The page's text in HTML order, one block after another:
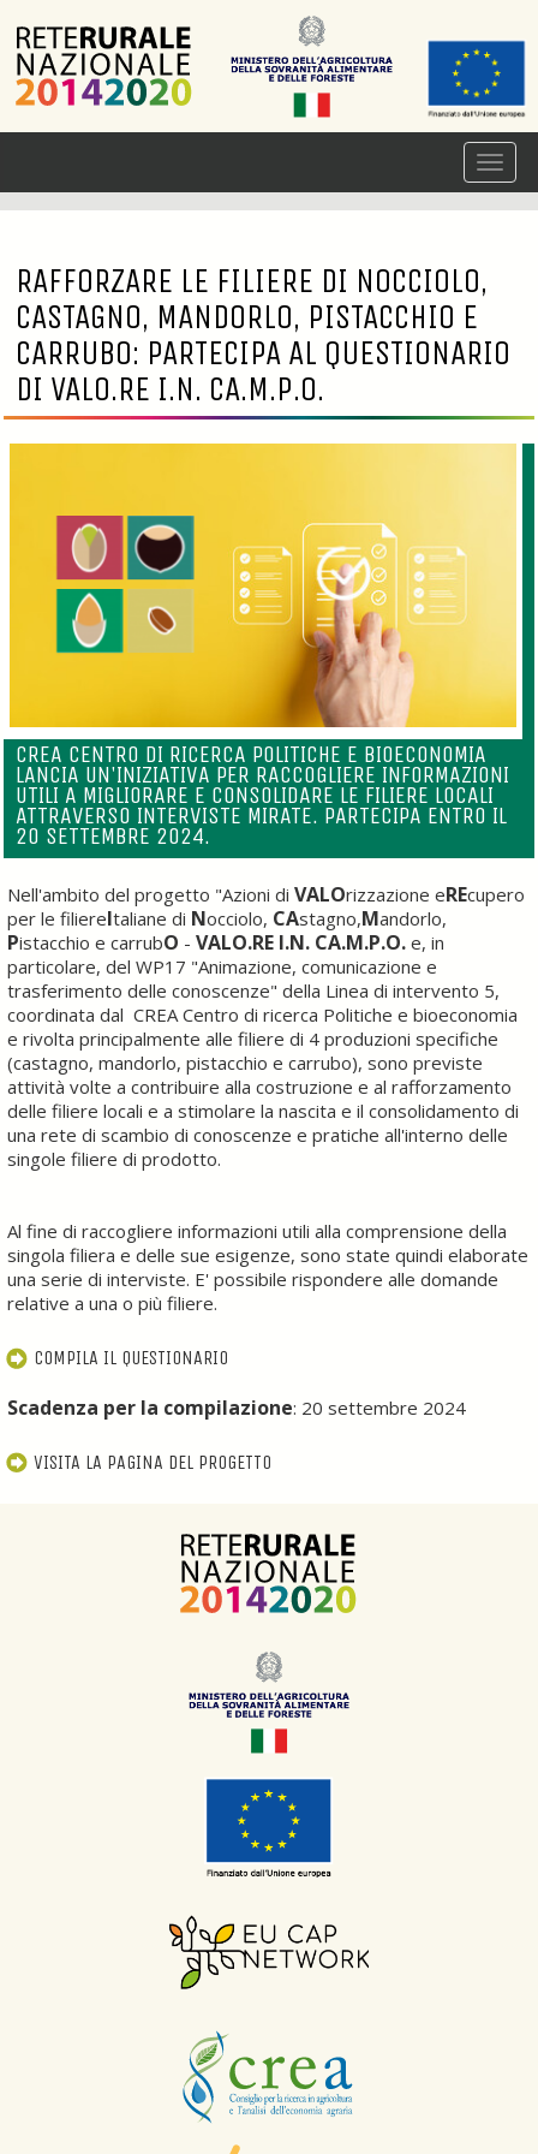
RAFFORZARE LE FILIERE DI NOCCIOLO,
CASTAGNO, MANDORLO, PISTACCHIO E
CARRUBO: PARTECIPA AL QUESTIONARIO
DI VALO.RE I.N. CA.M.P.O.
CREA CENTRO DI RICERCA POLITICHE E BIOECONOMIA
LANCIA UN'INIZIATIVA PER RACCOGLIERE INFORMAZIONI
UTILI A MIGLIORARE E CONSOLIDARE LE FILIERE LOCALI
ATTRAVERSO INTERVISTE MIRATE. PARTECIPA ENTRO IL
20 SETTEMBRE 2024.
Nell'ambito del progetto "Azioni di VALOrizzazione eREcupero
per le filiereItaliane di Nocciolo, CAstagno,Mandorlo,
Pistacchio e carrubO - VALO.RE I.N. CA.M.P.O. e, in
particolare, del WP17 "Animazione, comunicazione e
trasferimento delle conoscenze" della Linea di intervento 5,
coordinata dal CREA Centro di ricerca Politiche e bioeconomia
e rivolta principalmente alle filiere di 4 produzioni specifiche
(castagno, mandorlo, pistacchio e carrubo), sono previste
attività volte a contribuire alla costruzione e al rafforzamento
delle filiere locali e a stimolare la nascita e il consolidamento di
una rete di scambio di conoscenze e pratiche all'interno delle
singole filiere di prodotto.
Al fine di raccogliere informazioni utili alla comprensione della
singola filiera e delle sue esigenze, sono state quindi elaborate
una serie di interviste. E' possibile rispondere alle domande
relative a una o più filiere.
COMPILA IL QUESTIONARIO
Scadenza per la compilazione: 20 settembre 2024
VISITA LA PAGINA DEL PROGETTO